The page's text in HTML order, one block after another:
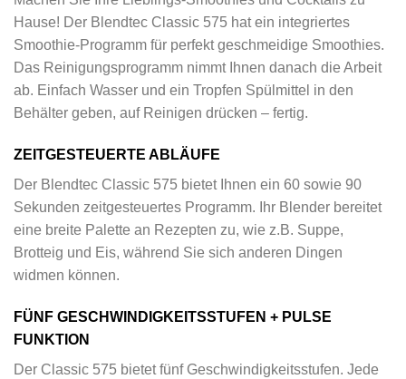
Hause! Der Blendtec Classic 575 hat ein integriertes
Smoothie-Programm für perfekt geschmeidige Smoothies.
Das Reinigungsprogramm nimmt Ihnen danach die Arbeit
ab. Einfach Wasser und ein Tropfen Spülmittel in den
Behälter geben, auf Reinigen drücken – fertig.
ZEITGESTEUERTE ABLÄUFE
Der Blendtec Classic 575 bietet Ihnen ein 60 sowie 90
Sekunden zeitgesteuertes Programm. Ihr Blender bereitet
eine breite Palette an Rezepten zu, wie z.B. Suppe,
Brotteig und Eis, während Sie sich anderen Dingen
widmen können.
FÜNF GESCHWINDIGKEITSSTUFEN + PULSE
FUNKTION
Der Classic 575 bietet fünf Geschwindigkeitsstufen. Jede